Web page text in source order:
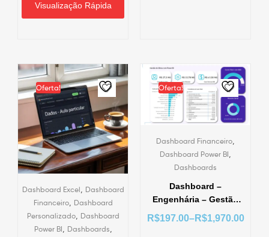
Visualização Rápida
Oferta!
Dashboard Excel
Dashboard
Financeiro, Dashboard
Personalizado, Dashboard
Power BI
Dashboards
Oferta!
Dashboard Financeiro
Dashboard Power BI
Dashboards
Dashboard –
Engenhária – Gestão
de Obra 2 – Power BI
R$197.00–R$1,970.00